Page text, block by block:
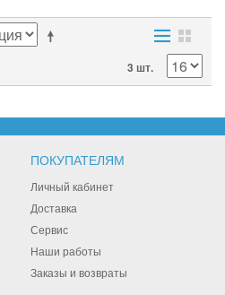
3 шт.
ПОКУПАТЕЛЯМ
Личный кабинет
Доставка
Сервис
Наши работы
Заказы и возвраты